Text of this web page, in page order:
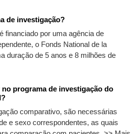
de investigação?
financiado por uma agência de
o Fonds National de la
duração de 5 anos e 8 milhões de
programa de investigação do
comparativo, são necessárias
e sexo correspondentes, as quais